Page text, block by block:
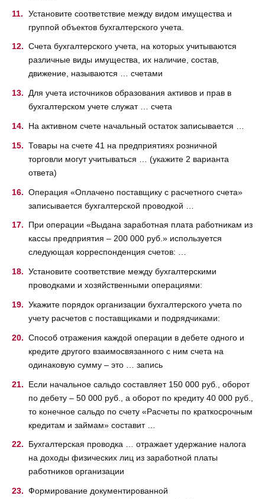
Установите соответствие между видом имущества и
группой объектов бухгалтерского учета.
Счета бухгалтерского учета, на которых учитываются
различные виды имущества, их наличие, состав,
движение, называются … счетами
Для учета источников образования активов и прав в
бухгалтерском учете служат … счета
На активном счете начальный остаток записывается …
Товары на счете 41 на предприятиях розничной
торговли могут учитываться … (укажите 2 варианта
ответа)
Операция «Оплачено поставщику с расчетного счета»
записывается бухгалтерской проводкой …
При операции «Выдана заработная плата работникам из
кассы предприятия – 200 000 руб.» используется
следующая корреспонденция счетов: …
Установите соответствие между бухгалтерскими
проводками и хозяйственными операциями:
Укажите порядок организации бухгалтерского учета по
учету расчетов с поставщиками и подрядчиками:
Способ отражения каждой операции в дебете одного и
кредите другого взаимосвязанного с ним счета на
одинаковую сумму – это … запись
Если начальное сальдо составляет 150 000 руб., оборот
по дебету – 50 000 руб., а оборот по кредиту 40 000 руб.,
то конечное сальдо по счету «Расчеты по краткосрочным
кредитам и займам» составит …
Бухгалтерская проводка … отражает удержание налога
на доходы физических лиц из заработной платы
работников организации
Формирование документированной